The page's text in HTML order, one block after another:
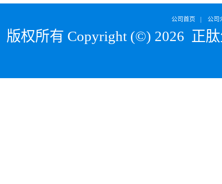
公司首页 公司
版权所有 Copyright (©) 2026 正